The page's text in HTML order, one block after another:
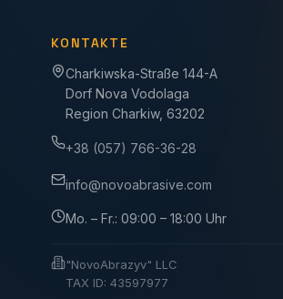
KONTAKTE
Charkiwska-Straße 144-A
Dorf Nova Vodolaga
Region Charkiw, 63202
+38 (057) 766-36-28
info@novoabrasive.com
Mo. – Fr.: 09:00 – 18:00 Uhr
"NovoAbrazyv" LLC
TAX ID: 43597977